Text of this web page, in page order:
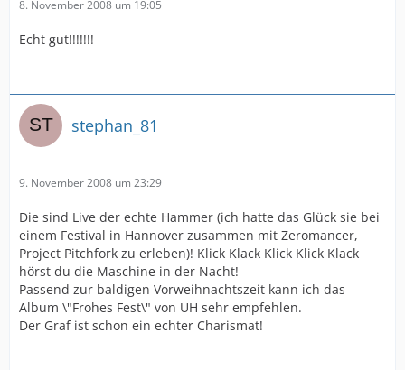
8. November 2008 um 19:05
Echt gut!!!!!!!
stephan_81
9. November 2008 um 23:29
Die sind Live der echte Hammer (ich hatte das Glück sie bei
einem Festival in Hannover zusammen mit Zeromancer,
Project Pitchfork zu erleben)! Klick Klack Klick Klick Klack
hörst du die Maschine in der Nacht!
Passend zur baldigen Vorweihnachtszeit kann ich das
Album \"Frohes Fest\" von UH sehr empfehlen.
Der Graf ist schon ein echter Charismat!